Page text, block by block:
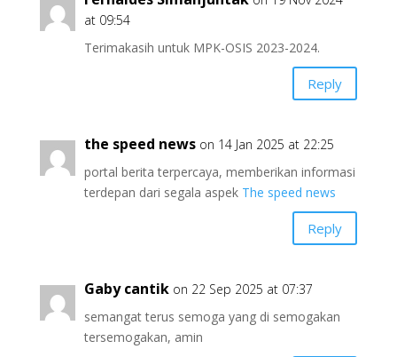
at 09:54
Terimakasih untuk MPK-OSIS 2023-2024.
Reply
the speed news on 14 Jan 2025 at 22:25
portal berita terpercaya, memberikan informasi
terdepan dari segala aspek The speed news
Reply
Gaby cantik on 22 Sep 2025 at 07:37
semangat terus semoga yang di semogakan
tersemogakan, amin